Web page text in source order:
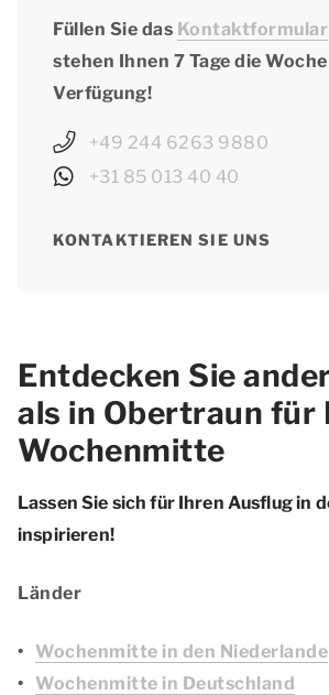
Füllen Sie das Kontaktformular
stehen Ihnen 7 Tage die
Verfügung!
+49 244 6263 9880
+31 85 013 40 40
KONTAKTIEREN SIE UNS
Entdecken Sie
als in Obertraun für
Wochenmitte
Lassen Sie sich für Ihren Ausflug in
inspirieren!
Länder
Wochenmitte in den Niederlande
Wochenmitte in Deutschland